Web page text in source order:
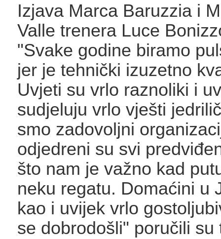
Izjava Marca Baruzzia i
Valle trenera Luce
"Svake godine biramo
jer je tehnički izuzetno
Uvjeti su vrlo raznoliki i
sudjeluju vrlo vješti
smo zadovoljni
odjedreni su svi
što nam je važno kad
neku regatu. Domaćini u
kao i uvijek vrlo
se dobrodošli" poručili su